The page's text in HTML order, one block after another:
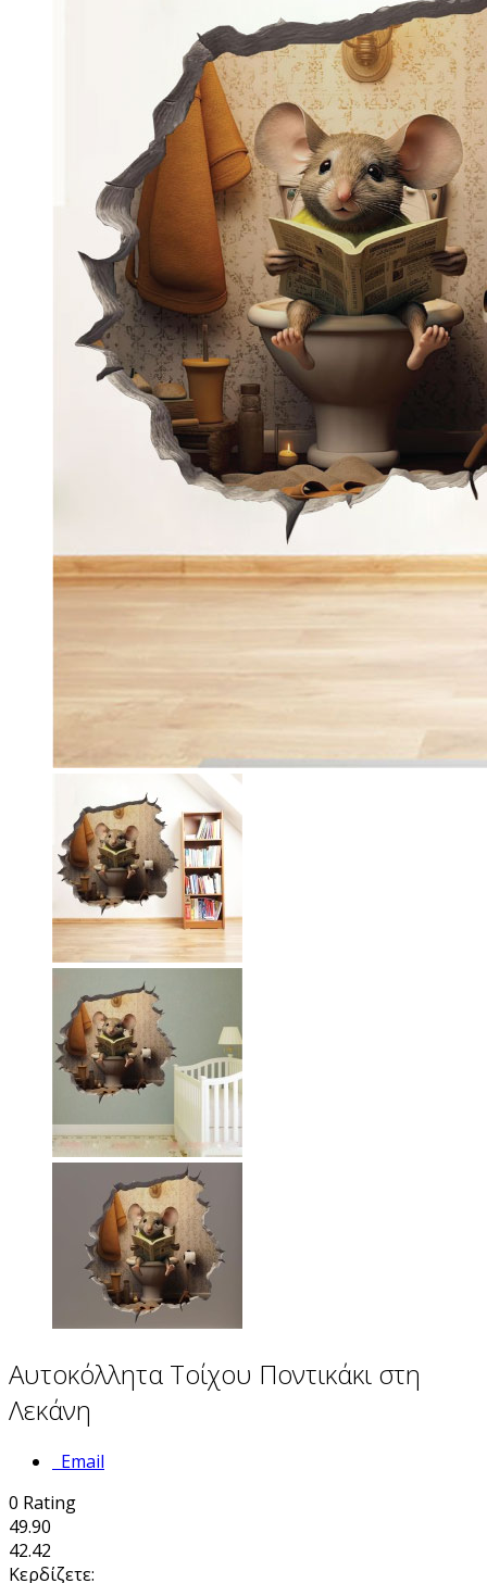
Αυτοκόλλητα Τοίχου Ποντικάκι στη
Λεκάνη
Email
0 Rating
49.90
42.42
Κερδίζετε: